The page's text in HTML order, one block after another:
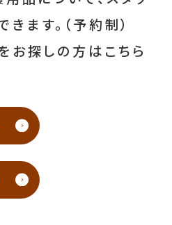
ます。（予約制）
お探しの方はこちら